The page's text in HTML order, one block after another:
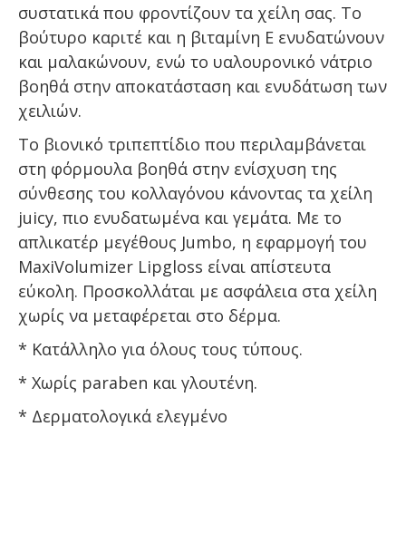
συστατικά που φροντίζουν τα χείλη σας. Το
βούτυρο καριτέ και η βιταμίνη Ε ενυδατώνουν
και μαλακώνουν, ενώ το υαλουρονικό νάτριο
βοηθά στην αποκατάσταση και ενυδάτωση των
χειλιών.
Το βιονικό τριπεπτίδιο που περιλαμβάνεται
στη φόρμουλα βοηθά στην ενίσχυση της
σύνθεσης του κολλαγόνου κάνοντας τα χείλη
juicy, πιο ενυδατωμένα και γεμάτα. Με το
απλικατέρ μεγέθους Jumbo, η εφαρμογή του
MaxiVolumizer Lipgloss είναι απίστευτα
εύκολη. Προσκολλάται με ασφάλεια στα χείλη
χωρίς να μεταφέρεται στο δέρμα.
* Κατάλληλο για όλους τους τύπους.
* Χωρίς paraben και γλουτένη.
* Δερματολογικά ελεγμένο